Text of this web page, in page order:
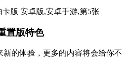
置版特色
新的体验，更多的内容将会给你不